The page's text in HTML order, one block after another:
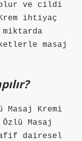
olur ve cildi
ihtiyaç
masaj
Masaj Kremi
Masaj
dairesel